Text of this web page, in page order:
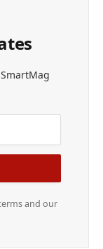
and our